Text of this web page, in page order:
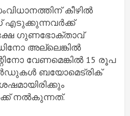
കീഴില്‍
എടുക്കുന്നവര്‍ക്ക്
ഗുണഭോക്താവ്
അല്ലെങ്കില്‍
വേണമെങ്കില്‍ 15 രൂപ
ബയോമെട്രിക്
നല്‍കുന്നത്.